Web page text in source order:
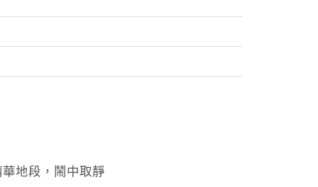
地段，鬧中取靜